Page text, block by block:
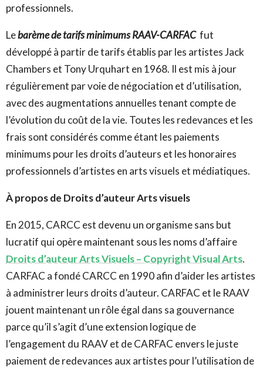
professionnels.
Lebarème de tarifs minimums RAAV-CARFAC fut
développé à partir de tarifs établis par les artistes Jack
Chambers et Tony Urquhart en 1968. Il est mis à jour
régulièrement par voie de négociation et d’utilisation,
avec des augmentations annuelles tenant compte de
l’évolution du coût de la vie. Toutes les redevances et les
frais sont considérés comme étant les paiements
minimums pour les droits d’auteurs et les honoraires
professionnels d’artistes en arts visuels et médiatiques.
À propos de Droits d’auteur Arts visuels
En 2015, CARCC est devenu un organisme sans but
lucratif qui opère maintenant sous les noms d’affaire
Droits d’auteur Arts Visuels – Copyright Visual Arts.
CARFAC a fondé CARCC en 1990 afin d’aider les artistes
à administrer leurs droits d’auteur. CARFAC et le RAAV
jouent maintenant un rôle égal dans sa gouvernance
parce qu’il s’agit d’une extension logique de
l’engagement du RAAV et de CARFAC envers le juste
paiement de redevances aux artistes pour l’utilisation de